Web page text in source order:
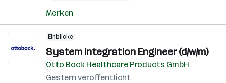
Merken
Einblicke
System Integration Engineer (d/w/m)
Otto Bock Healthcare Products GmbH
Gestern veröffentlicht